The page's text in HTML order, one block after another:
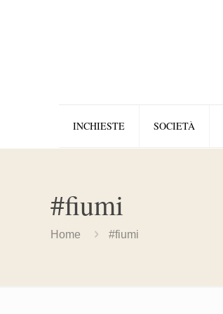
INCHIESTE SOCIETÀ
#fiumi
Home #fiumi